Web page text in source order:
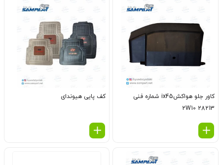
کاور جلو هواکشix45 شماره فنی
28213 2W10
کف پایی هیوندای